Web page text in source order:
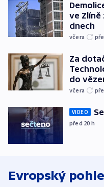
ve Zlíně
dnech
včera
Za
do
včera
VIDEO
před 20 h
Evropský